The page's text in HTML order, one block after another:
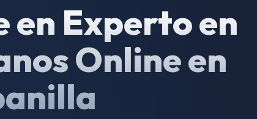
Experto en
Online en